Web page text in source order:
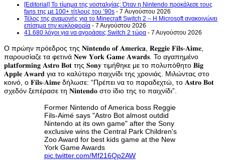
[Editorial] Το τίμημα της νοσταλγίας: Όταν η Nintendo προκάλεσε τους
fans της με 100+ τίτλους του ’90s - 7 Αυγούστου 2026
Τέλος της αναμονής για το Minecraft Switch 2 – Η Microsoft ανακοινώνει
επίσημα την κυκλοφορία - 7 Αυγούστου 2026
41.680 λόγοι για να αγοράσεις Switch 2 τώρα - 7 Αυγούστου 2026
Ο πρώην πρόεδρος της 𝐍𝐢𝐧𝐭𝐞𝐧𝐝𝐨 𝐨𝐟 𝐀𝐦𝐞𝐫𝐢𝐜𝐚, 𝐑𝐞𝐠𝐠𝐢𝐞 𝐅𝐢𝐥𝐬-𝐀𝐢𝐦𝐞,
παρουσίαζε τα φετινά 𝐍𝐞𝐰 𝐘𝐨𝐫𝐤 𝐆𝐚𝐦𝐞 𝐀𝐰𝐚𝐫𝐝𝐬. Το αγαπημένο
𝐩𝐥𝐚𝐭𝐟𝐨𝐫𝐦𝐢𝐧𝐠 𝐀𝐬𝐭𝐫𝐨 𝐁𝐨𝐭 της 𝐒𝐨𝐧𝐲 τιμήθηκε με το πολυπόθητο 𝐁𝐢𝐠
𝐀𝐩𝐩𝐥𝐞 𝐀𝐰𝐚𝐫𝐝 για το καλύτερο παιχνίδι της χρονιάς. Μιλώντας στο
κοινό, ο 𝐅𝐢𝐥𝐬-𝐀𝐢𝐦𝐞 δήλωσε: “Πρέπει να το παραδεχτώ, το 𝐀𝐬𝐭𝐫𝐨 𝐁𝐨𝐭
σχεδόν ξεπέρασε τη 𝐍𝐢𝐧𝐭𝐞𝐧𝐝𝐨 στο ίδιο της το παιχνίδι”.
Former Nintendo of America boss Reggie
Fils-Aimé says "Astro Bot almost outdid
Nintendo at its own game" after the Sony
exclusive wins the Central Park Children's
Zoo Award for best kids game at the New
York Game Awards
pic.twitter.com/Mf216Qp2AW